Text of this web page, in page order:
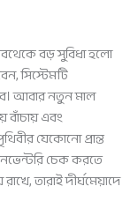
বড় সুবিধা হলো
সিস্টেমটি
আবার নতুন মাল
বাঁচায় এবং
যেকোনো প্রান্ত
চেক করতে
তারাই দীর্ঘমেয়াদে